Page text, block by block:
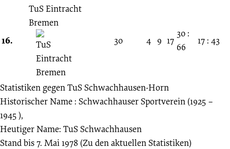
16.
TuS Eintracht
Bremen
30
4 9 17
30 :
66
17 : 43
Statistiken gegenTuS Schwachhausen-Horn
Historischer Name : Schwachhauser Sportverein (1925 –
1945 ),
Heutiger Name: TuS Schwachhausen
Stand bis 7. Mai 1978 (Zu den aktuellen Statistiken)